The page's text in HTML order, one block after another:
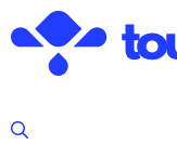
au
contenu